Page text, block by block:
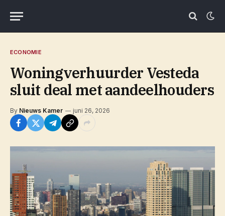
ECONOMIE
Woningverhuurder Vesteda
sluit deal met aandeelhouders
By Nieuws Kamer juni 26, 2026